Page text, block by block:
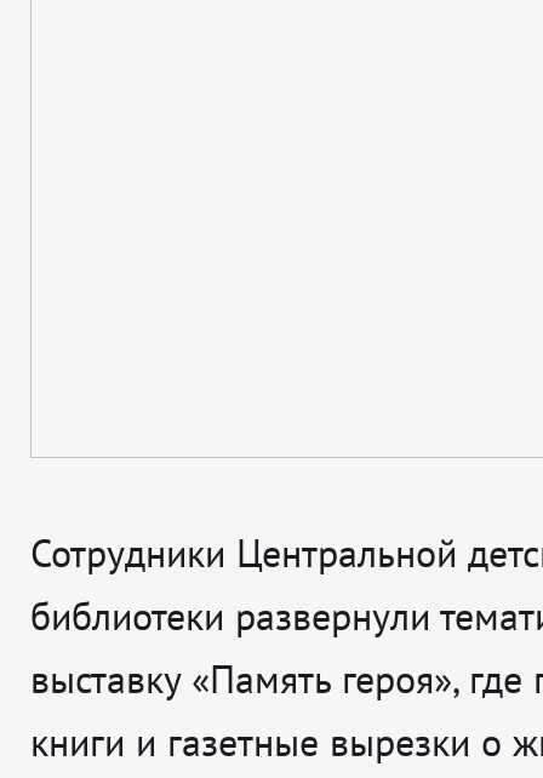
Сотрудники Центральной
библиотеки развернули
выставку «Память героя», где
книги и газетные вырезки о